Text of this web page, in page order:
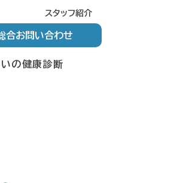
スタッフ紹介
合お問い合わせ
の健康診断